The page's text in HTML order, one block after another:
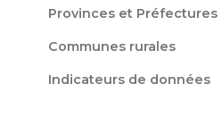
Provinces et Préfectures
Communes rurales
Indicateurs de données